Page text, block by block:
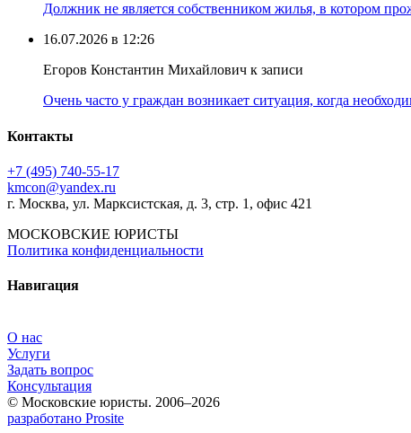
Должник не является собственником жилья, в котором
16.07.2026 в 12:26
Егоров Константин Михайлович к записи
Очень часто у граждан возникает ситуация, когда
Контакты
+7 (495) 740‑55‑17
kmcon@yandex.ru
г. Москва, ул. Марксистская, д. 3, стр. 1, офис 421
МОСКОВСКИЕ ЮРИСТЫ
Политика конфиденциальности
Навигация
О нас
Услуги
Задать вопрос
Консультация
© Московские юристы. 2006–2026
разработано Prosite